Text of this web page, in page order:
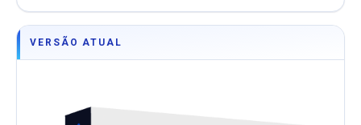
VERSÃO ATUAL